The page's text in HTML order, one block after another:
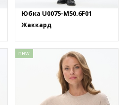
Юбка U0075-M50.6F01
Жаккард
new